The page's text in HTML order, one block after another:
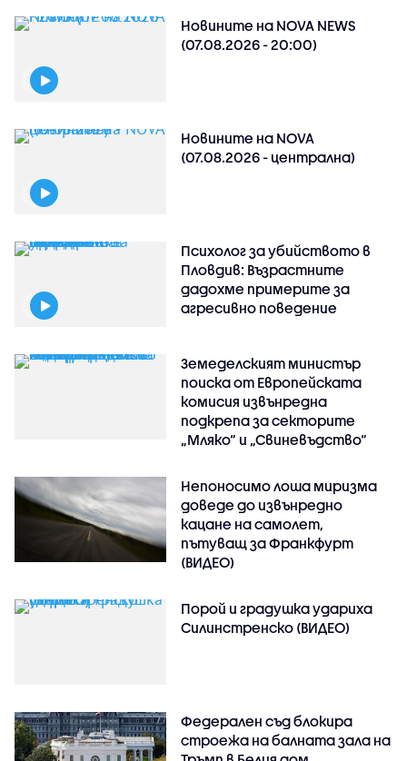
Новините на NOVA NEWS
(07.08.2026 - 20:00)
Новините на NOVA
(07.08.2026 - централна)
Психолог за убийството в
Пловдив: Възрастните
дадохме примерите за
агресивно поведение
Земеделският министър
поиска от Европейската
комисия извънредна
подкрепа за секторите
„Мляко“ и „Свиневъдство“
Непоносимо лоша миризма
доведе до извънредно
кацане на самолет,
пътуващ за Франкфурт
(ВИДЕО)
Порой и градушка удариха
Силинстренско (ВИДЕО)
Федерален съд блокира
строежа на балната зала на